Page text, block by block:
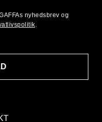
nyhedsbrev og
.